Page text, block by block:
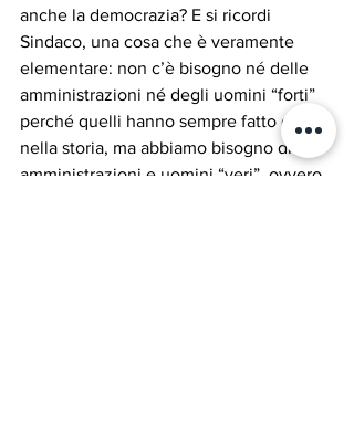
anche la democrazia? E si ricordi
Sindaco, una cosa che è veramente
elementare: non c’è bisogno né delle
amministrazioni né degli uomini “forti”
perché quelli hanno sempre fatto danno
nella storia, ma abbiamo bisogno di
amministrazioni e uomini “veri”, ovvero